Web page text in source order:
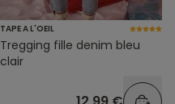
TAPE A L'OEIL
Tregging fille denim bleu
clair